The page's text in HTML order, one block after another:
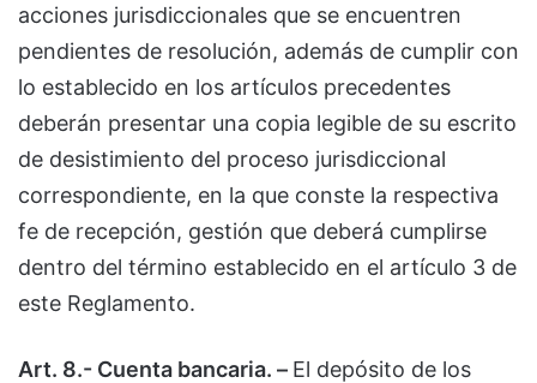
acciones jurisdiccionales que se encuentren
pendientes de resolución, además de cumplir con
lo establecido en los artículos precedentes
deberán presentar una copia legible de su escrito
de desistimiento del proceso jurisdiccional
correspondiente, en la que conste la respectiva
fe de recepción, gestión que deberá cumplirse
dentro del término establecido en el artículo 3 de
este Reglamento.
Art. 8.- Cuenta bancaria. – El depósito de los